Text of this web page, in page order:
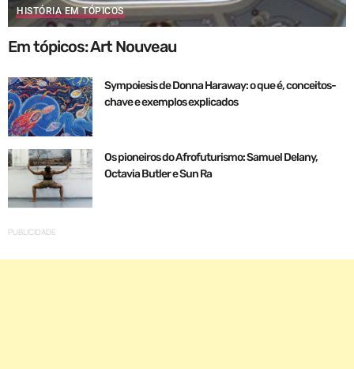
HISTÓRIA EM TÓPICOS
Em tópicos: Art Nouveau
Sympoiesis de Donna Haraway: o que é, conceitos-
chave e exemplos explicados
Os pioneiros do Afrofuturismo: Samuel Delany,
Octavia Butler e Sun Ra
PUBLICIDADE